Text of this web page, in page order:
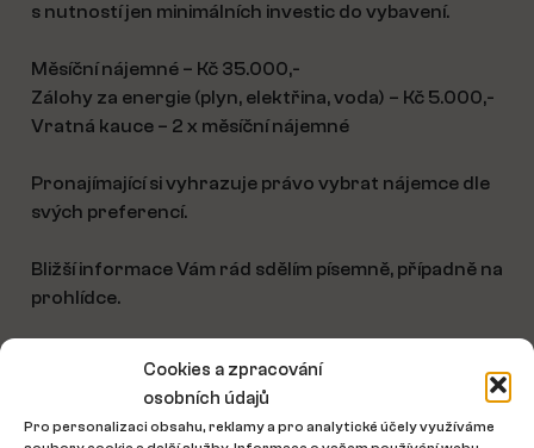
Cookies a zpracování
osobních údajů
Pro personalizaci obsahu, reklamy a pro analytické účely využíváme
s nutností jen minimálních investic do vybavení.
Měsíční nájemné – Kč 35.000,-
Zálohy za energie (plyn, elektřina, voda) – Kč 5.000,-
Vratná kauce – 2 x měsíční nájemné
Pronajímající si vyhrazuje právo vybrat nájemce dle
svých preferencí.
Bližší informace Vám rád sdělím písemně, případně na
prohlídce.